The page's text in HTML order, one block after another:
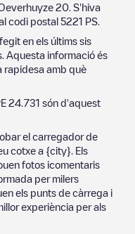
20 . S'hiva
codi postal 5221 PS
en els últims sis
Aquesta informació és
rapidesa amb què
24.731 són d'aquest
el carregador de
cotxe a {city} . Els
fotos icomentaris
per milers
els punts de càrrega i
experiència per als